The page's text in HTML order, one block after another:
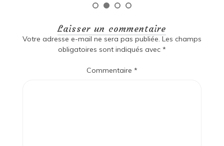
Laisser un commentaire
Votre adresse e-mail ne sera pas publiée. Les champs
obligatoires sont indiqués avec *
Commentaire *